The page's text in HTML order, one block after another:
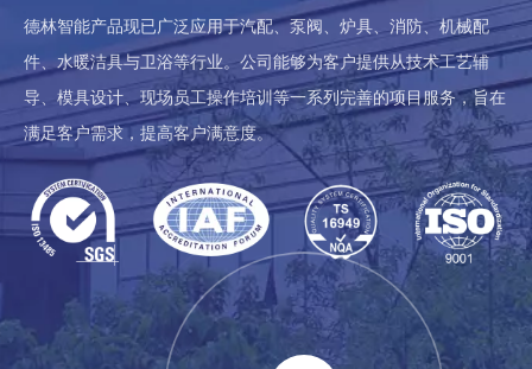
德林智能产品现已广泛应用于汽配、泵阀、炉具、消防、机械配
件、水暖洁具与卫浴等行业。公司能够为客户提供从技术工艺辅
导、模具设计、现场员工操作培训等一系列完善的项目服务，旨在
满足客户需求，提高客户满意度。